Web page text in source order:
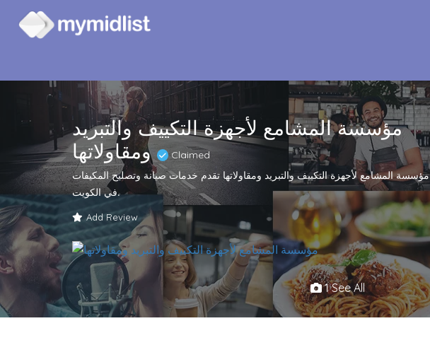
مؤسسة المشامع لأجهزة التكييف والتبريد
ومقاولاتها
Claimed
مؤسسة المشامع لأجهزة التكييف والتبريد ومقاولاتها تقدم خدمات صيانة وتصليح المكيفات
في الكويت.
Add Review
1 See All